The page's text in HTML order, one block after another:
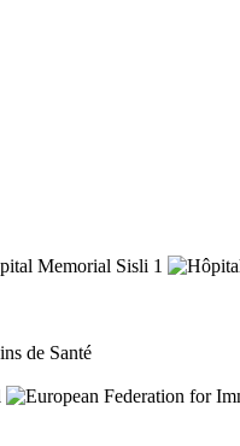
de Santé